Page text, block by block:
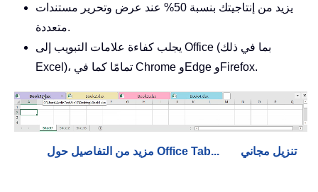
يزيد من إنتاجيتك بنسبة 50% عند عرض وتحرير مستندات
متعددة.
يجلب كفاءة علامات التبويب إلى Office (بما في ذلك
Excel)، تمامًا كما في Chrome وEdge وFirefox.
مزيد من التفاصيل حول Office Tab... تنزيل مجاني